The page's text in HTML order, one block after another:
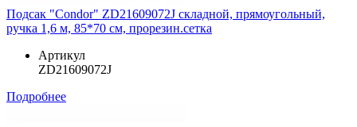
Подсак "Condor" ZD21609072J складной, прямоугольный,
ручка 1,6 м, 85*70 см, прорезин.сетка
Артикул
ZD21609072J
Подробнее